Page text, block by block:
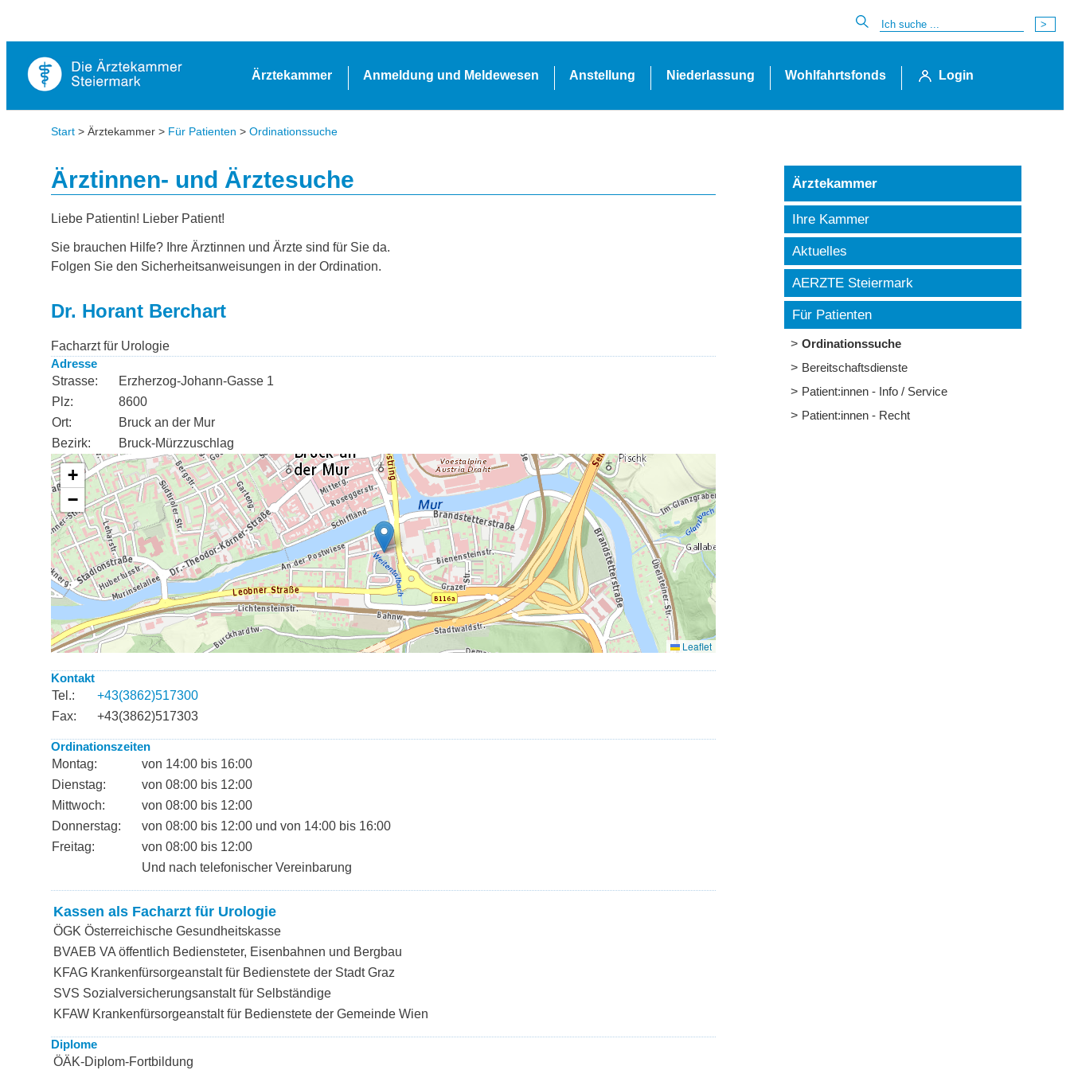
Ärztekammer Anmeldung und Meldewesen Anstellung Niederlassung Wohlfahrtsfonds Login
Start > Ärztekammer > Für Patienten > Ordinationssuche
Ärztinnen- und Ärztesuche
Liebe Patientin! Lieber Patient!
Sie brauchen Hilfe? Ihre Ärztinnen und Ärzte sind für Sie da.
Folgen Sie den Sicherheitsanweisungen in der Ordination.
Dr. Horant Berchart
Facharzt für Urologie
Adresse
Strasse:
Erzherzog-Johann-Gasse 1
Plz:
8600
Ort:
Bruck an der Mur
Bezirk:
Bruck-Mürzzuschlag
Kontakt
Tel.:
+43(3862)517300
Fax:
+43(3862)517303
Ordinationszeiten
Montag:
von 14:00 bis 16:00
Dienstag:
von 08:00 bis 12:00
Mittwoch:
von 08:00 bis 12:00
Donnerstag:
von 08:00 bis 12:00 und von 14:00 bis 16:00
Freitag:
von 08:00 bis 12:00
Und nach telefonischer Vereinbarung
Kassen als Facharzt für Urologie
ÖGK Österreichische Gesundheitskasse
BVAEB VA öffentlich Bediensteter, Eisenbahnen und Bergbau
KFAG Krankenfürsorgeanstalt für Bedienstete der Stadt Graz
SVS Sozialversicherungsanstalt für Selbständige
KFAW Krankenfürsorgeanstalt für Bedienstete der Gemeinde Wien
Diplome
ÖÄK-Diplom-Fortbildung
Ärztekammer
Ihre Kammer
Aktuelles
AERZTE Steiermark
Für Patienten
Ordinationssuche
Bereitschaftsdienste
Patient:innen - Info / Service
Patient:innen - Recht